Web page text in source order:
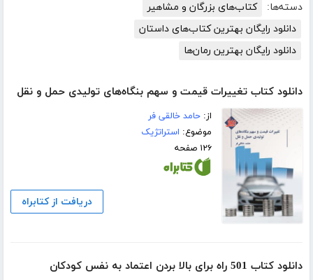
دسته‌ها:
کتاب‌های بزرگان و مشاهیر
دانلود رایگان بهترین کتاب‌های داستان
دانلود رایگان بهترین رمان‌ها
دانلود کتاب تغییرات قیمت و سهم بنگاه‌های تولیدی حمل و نقل
از:حامد خالقی فر
موضوع: استراتژیک
۱۲۶ صفحه
دریافت از کتابراه
دانلود کتاب 501 راه برای بالا بردن اعتماد به نفس کودکان